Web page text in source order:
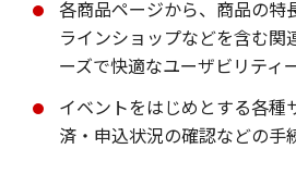
各商品ページから、商品の特
ラインショップなどを含む関
ーズで快適なユーザビリティ
イベントをはじめとする各種
済・申込状況の確認などの手